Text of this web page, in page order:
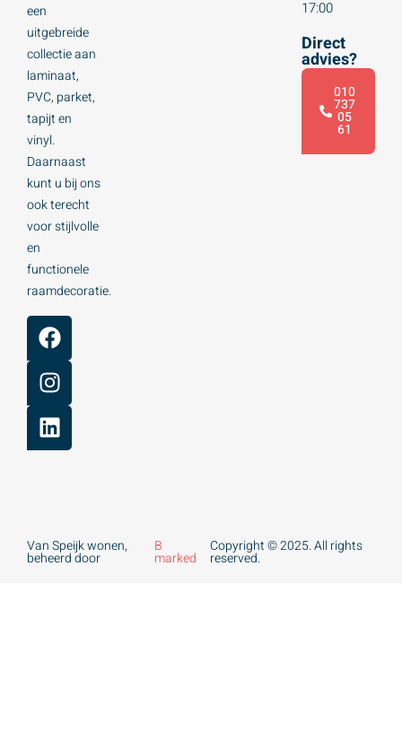
een
uitgebreide
collectie aan
laminaat,
PVC, parket,
tapijt en
vinyl.
Daarnaast
kunt u bij ons
ook terecht
voor stijlvolle
en
functionele
raamdecoratie.
17:00
Direct
advies?
010
737
05
61
Van Speijk wonen,
beheerd door
B
marked
Copyright © 2025. All rights
reserved.